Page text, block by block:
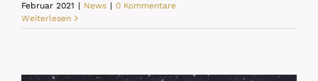
Februar 2021 | News | 0 Kommentare
Weiterlesen